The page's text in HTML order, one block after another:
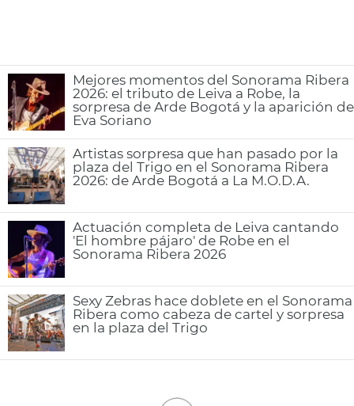
Mejores momentos del Sonorama Ribera
2026: el tributo de Leiva a Robe, la
sorpresa de Arde Bogotá y la aparición de
Eva Soriano
Artistas sorpresa que han pasado por la
plaza del Trigo en el Sonorama Ribera
2026: de Arde Bogotá a La M.O.D.A.
Actuación completa de Leiva cantando
'El hombre pájaro' de Robe en el
Sonorama Ribera 2026
Sexy Zebras hace doblete en el Sonorama
Ribera como cabeza de cartel y sorpresa
en la plaza del Trigo